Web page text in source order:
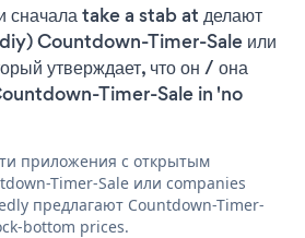
сначала take a stab at делают
Countdown-Timer-Sale или
утверждает, что он / она
Timer-Sale in 'no
приложения с открытым
Timer-Sale или companies
предлагают Countdown-Timer-
bottom prices.